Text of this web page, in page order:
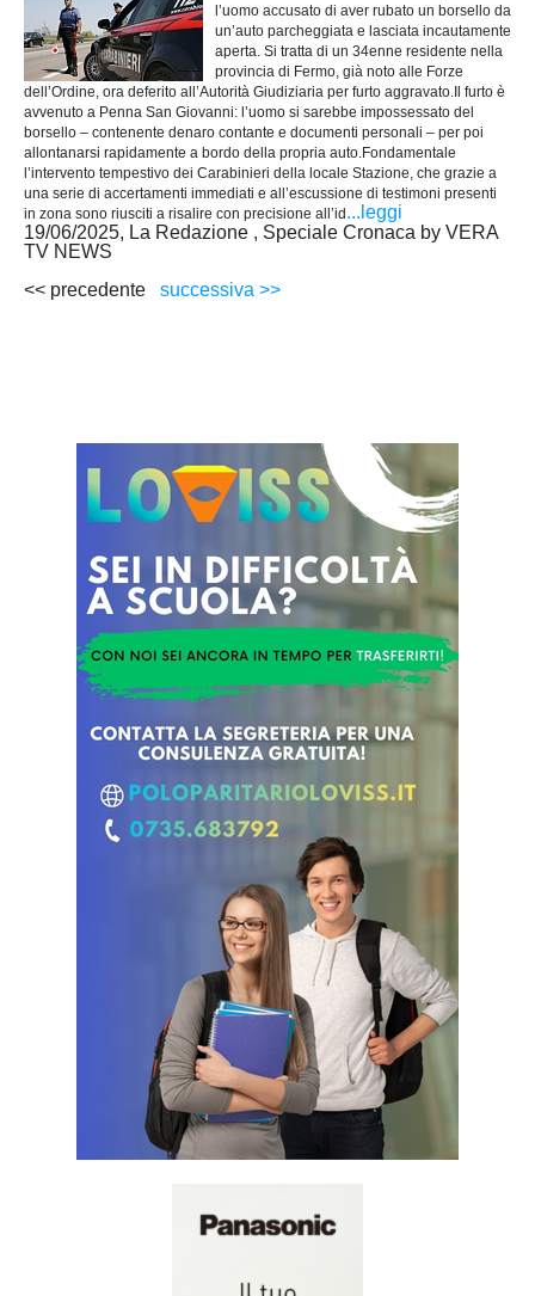
l’uomo accusato di aver rubato un borsello da
un’auto parcheggiata e lasciata incautamente
aperta. Si tratta di un 34enne residente nella
provincia di Fermo, già noto alle Forze
dell’Ordine, ora deferito all’Autorità Giudiziaria per furto aggravato.Il furto è
avvenuto a Penna San Giovanni: l’uomo si sarebbe impossessato del
borsello – contenente denaro contante e documenti personali – per poi
allontanarsi rapidamente a bordo della propria auto.Fondamentale
l’intervento tempestivo dei Carabinieri della locale Stazione, che grazie a
una serie di accertamenti immediati e all’escussione di testimoni presenti
in zona sono riusciti a risalire con precisione all’id...leggi
19/06/2025, La Redazione , Speciale Cronaca by VERA
TV NEWS
<< precedente successiva >>